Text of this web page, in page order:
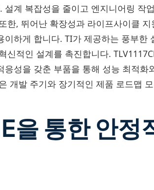
설계 복잡성을 줄이고 엔지니어링 작
한, 뛰어난 확장성과 라이프사이클
이하게 합니다. TI가 제공하는 풍부한
신적인 설계를 촉진합니다.
응성을 갖춘 부품을 통해 성능 최적화
개발 주기와 장기적인 제품 로드맵
을 통한 안정